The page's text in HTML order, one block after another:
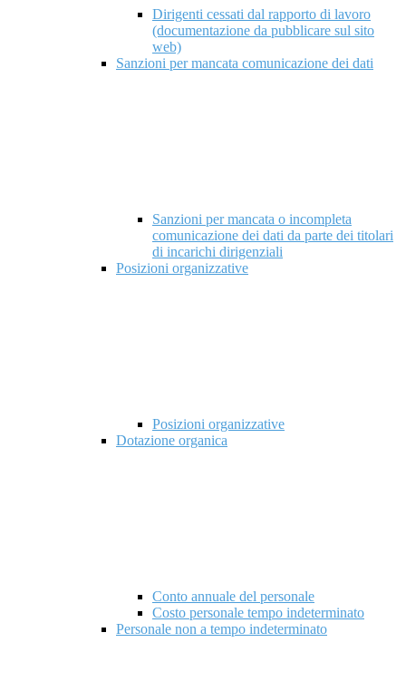
Dirigenti cessati dal rapporto di lavoro
(documentazione da pubblicare sul sito
web)
Sanzioni per mancata comunicazione dei dati
Sanzioni per mancata o incompleta
comunicazione dei dati da parte dei titolari
di incarichi dirigenziali
Posizioni organizzative
Posizioni organizzative
Dotazione organica
Conto annuale del personale
Costo personale tempo indeterminato
Personale non a tempo indeterminato